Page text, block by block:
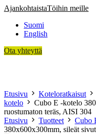
Siirry
AjankohtaistaTöihin meille
Suomi
English
Ota yhteyttä
Etusivu
Koteloratkaisut
kotelo
Cubo E -kotelo
ruostumaton teräs, AISI 304
Etusivu
Tuotteet Cubo
380x600x300mm, sileät